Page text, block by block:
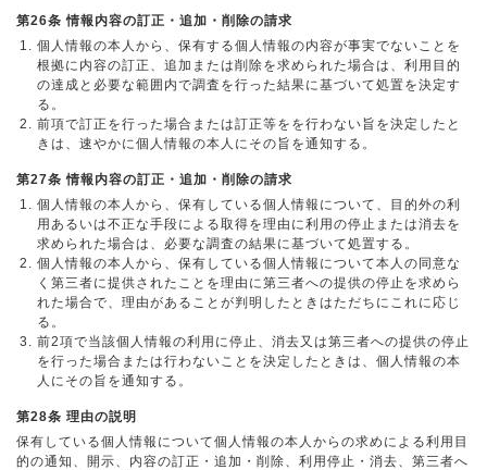
第26条 情報内容の訂正・追加・削除の請求
個人情報の本人から、保有する個人情報の内容が事実でないことを
根拠に内容の訂正、追加または削除を求められた場合は、利用目的
の達成と必要な範囲内で調査を行った結果に基づいて処置を決定す
る。
前項で訂正を行った場合または訂正等をを行わない旨を決定したと
きは、速やかに個人情報の本人にその旨を通知する。
第27条 情報内容の訂正・追加・削除の請求
個人情報の本人から、保有している個人情報について、目的外の利
用あるいは不正な手段による取得を理由に利用の停止または消去を
求められた場合は、必要な調査の結果に基づいて処置する。
個人情報の本人から、保有している個人情報について本人の同意な
く第三者に提供されたことを理由に第三者への提供の停止を求めら
れた場合で、理由があることが判明したときはただちにこれに応じ
る。
前2項で当該個人情報の利用に停止、消去又は第三者への提供の停止
を行った場合または行わないことを決定したときは、個人情報の本
人にその旨を通知する。
第28条 理由の説明
保有している個人情報について個人情報の本人からの求めによる利用目
的の通知、開示、内容の訂正・追加・削除、利用停止・消去、第三者へ